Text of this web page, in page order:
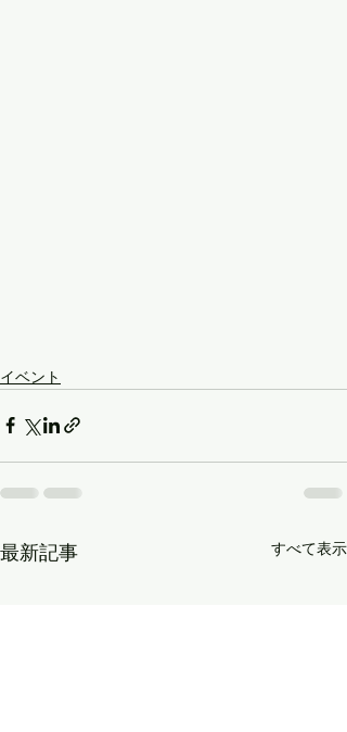
イベント
最新記事 すべて表示